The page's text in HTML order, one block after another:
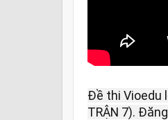
Đề thi Vioedu
TRẬN 7).